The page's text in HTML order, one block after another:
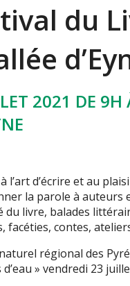
du
2021 DE
l’art d’écrire et au
la parole à auteurs
du livre, balades
facéties, contes,
régional des
» vendredi 23